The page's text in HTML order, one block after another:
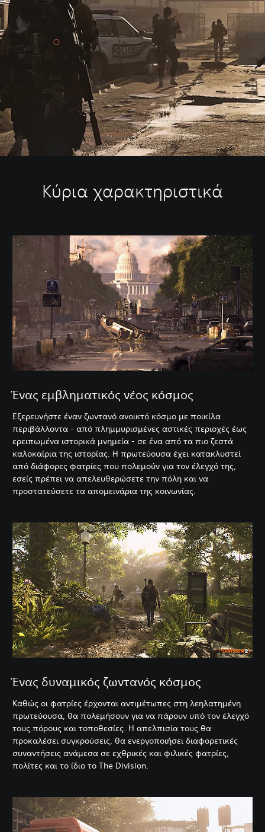
Κύρια χαρακτηριστικά
Ένας εμβληματικός νέος κόσμος
Εξερευνήστε έναν ζωντανό ανοικτό κόσμο με ποικίλα
περιβάλλοντα - από πλημμυρισμένες αστικές περιοχές έως
ερειπωμένα ιστορικά μνημεία - σε ένα από τα πιο ζεστά
καλοκαίρια της ιστορίας. Η πρωτεύουσα έχει κατακλυστεί
από διάφορες φατρίες που πολεμούν για τον έλεγχό της,
εσείς πρέπει να απελευθερώσετε την πόλη και να
προστατεύσετε τα απομεινάρια της κοινωνίας.
Ένας δυναμικός ζωντανός κόσμος
Καθώς οι φατρίες έρχονται αντιμέτωπες στη λεηλατημένη
πρωτεύουσα, θα πολεμήσουν για να πάρουν υπό τον έλεγχό
τους πόρους και τοποθεσίες. Η απελπισία τους θα
προκαλέσει συγκρούσεις, θα ενεργοποιήσει διαφορετικές
συναντήσεις ανάμεσα σε εχθρικές και φιλικές φατρίες,
πολίτες και το ίδιο το The Division.